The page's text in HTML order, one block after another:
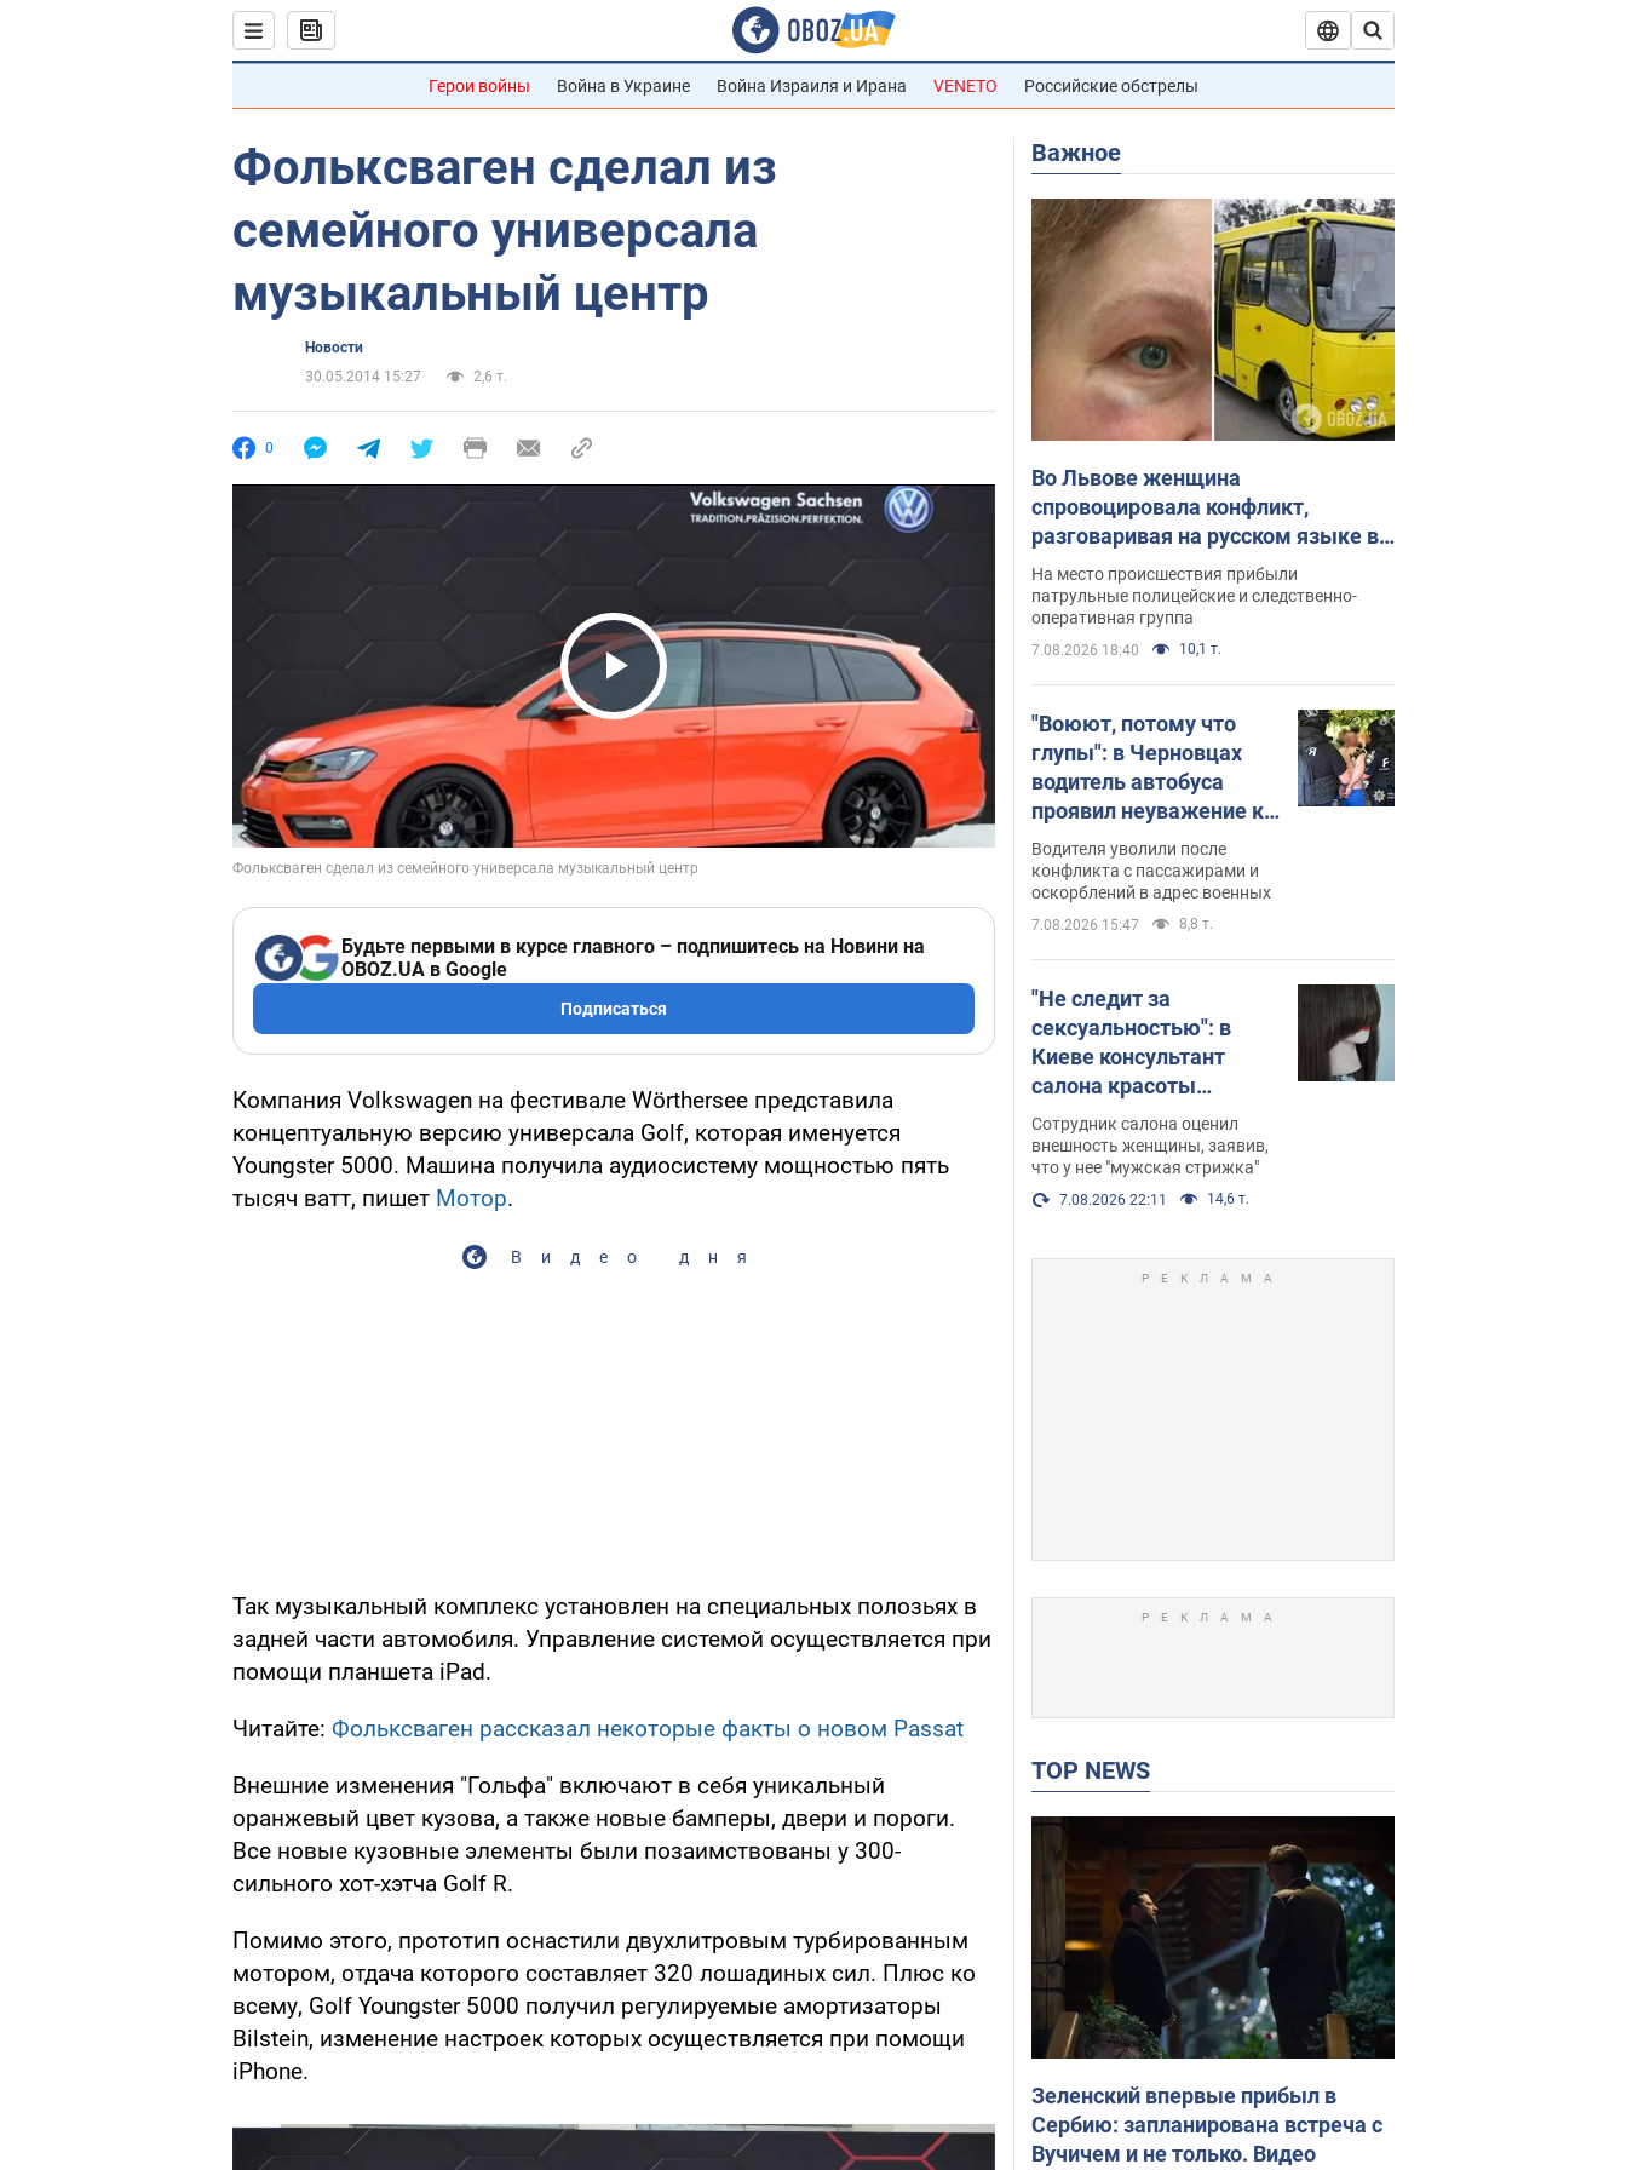
Герои войны Война в Украине Война Израиля и Ирана VENETO Российские обстрелы
Фольксваген сделал из
семейного универсала
музыкальный центр
Новости
30.05.2014 15:27
2,6 т.
0
Play Video
Будьте первыми в курсе главного – подпишитесь на Новини на
OBOZ.UA в Google
Подписаться
Компания Volkswagen на фестивале Wörthersee представила
концептуальную версию универсала Golf, которая именуется
Youngster 5000. Машина получила аудиосистему мощностью пять
тысяч ватт, пишет Мотор.
Видео дня
Так музыкальный комплекс установлен на специальных полозьях в
задней части автомобиля. Управление системой осуществляется при
помощи планшета iPad.
Читайте: Фольксваген рассказал некоторые факты о новом Passat
Внешние изменения "Гольфа" включают в себя уникальный
оранжевый цвет кузова, а также новые бамперы, двери и пороги.
Все новые кузовные элементы были позаимствованы у 300-
сильного хот-хэтча Golf R.
Помимо этого, прототип оснастили двухлитровым турбированным
мотором, отдача которого составляет 320 лошадиных сил. Плюс ко
всему, Golf Youngster 5000 получил регулируемые амортизаторы
Bilstein, изменение настроек которых осуществляется при помощи
iPhone.
Важное
Во Львове женщина
спровоцировала конфликт,
разговаривая на русском языке в
маршрутке: полиция составила
административный протокол.
Видео
На место происшествия прибыли
патрульные полицейские и следственно-
оперативная группа
7.08.2026 18:40 10,1 т.
"Воюют, потому что
глупы": в Черновцах
водитель автобуса
проявил неуважение к
украинским военным и
поплатился за это.
Видео
Водителя уволили после
конфликта с пассажирами и
оскорблений в адрес военных
7.08.2026 15:47 8,8 т.
"Не следит за
сексуальностью": в
Киеве консультант
салона красоты
оскорбил женщину
после химиотерапии,
разгорелся скандал.
Фото
Сотрудник салона оценил
внешность женщины, заявив,
что у нее "мужская стрижка"
7.08.2026 22:11 14,6 т.
TOP NEWS
Зеленский впервые прибыл в
Сербию: запланирована встреча с
Вучичем и не только. Видео